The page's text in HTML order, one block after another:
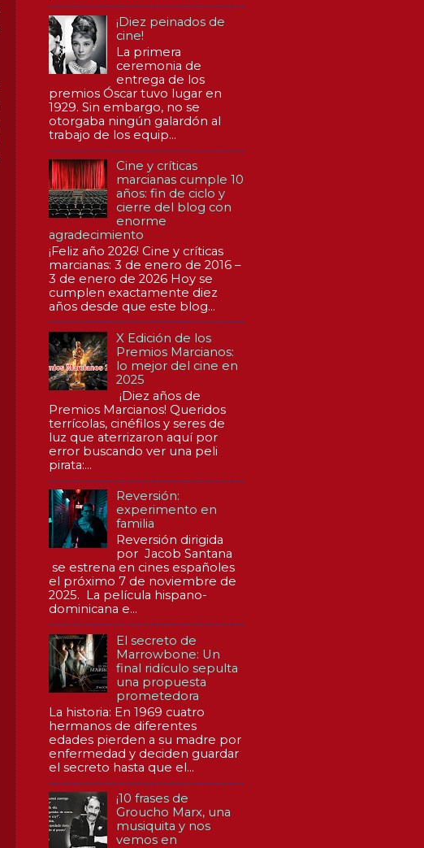
¡Diez peinados de
cine!
La primera
ceremonia de
entrega de los
premios Óscar tuvo lugar en
1929. Sin embargo, no se
otorgaba ningún galardón al
trabajo de los equip...
Cine y críticas
marcianas cumple 10
años: fin de ciclo y
cierre del blog con
enorme
agradecimiento
¡Feliz año 2026! Cine y críticas
marcianas: 3 de enero de 2016 –
3 de enero de 2026 Hoy se
cumplen exactamente diez
años desde que este blog...
X Edición de los
Premios Marcianos:
lo mejor del cine en
2025
¡Diez años de
Premios Marcianos! Queridos
terrícolas, cinéfilos y seres de
luz que aterrizaron aquí por
error buscando ver una peli
pirata:...
Reversión:
experimento en
familia
Reversión dirigida
por Jacob Santana
se estrena en cines españoles
el próximo 7 de noviembre de
2025. La película hispano-
dominicana e...
El secreto de
Marrowbone: Un
final ridículo sepulta
una propuesta
prometedora
La historia: En 1969 cuatro
hermanos de diferentes
edades pierden a su madre por
enfermedad y deciden guardar
el secreto hasta que el...
¡10 frases de
Groucho Marx, una
musiquita y nos
vemos en